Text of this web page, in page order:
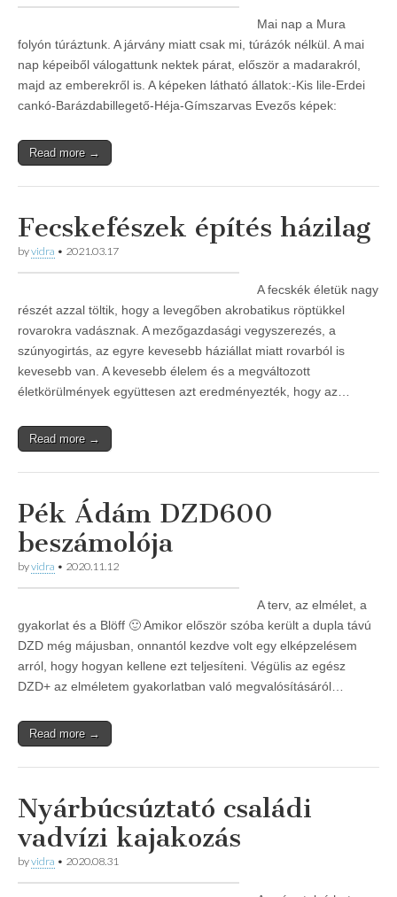
Mai nap a Mura
folyón túráztunk. A járvány miatt csak mi, túrázók nélkül. A mai
nap képeiből válogattunk nektek párat, először a madarakról,
majd az emberekről is. A képeken látható állatok:-Kis lile-Erdei
cankó-Barázdabillegető-Héja-Gímszarvas Evezős képek:
Read more →
Fecskefészek építés házilag
byvidra • 2021.03.17
A fecskék életük nagy
részét azzal töltik, hogy a levegőben akrobatikus röptükkel
rovarokra vadásznak. A mezőgazdasági vegyszerezés, a
szúnyogirtás, az egyre kevesebb háziállat miatt rovarból is
kevesebb van. A kevesebb élelem és a megváltozott
életkörülmények együttesen azt eredményezték, hogy az…
Read more →
Pék Ádám DZD600
beszámolója
byvidra • 2020.11.12
A terv, az elmélet, a
gyakorlat és a Blöff 🙂 Amikor először szóba került a dupla távú
DZD még májusban, onnantól kezdve volt egy elképzelésem
arról, hogy hogyan kellene ezt teljesíteni. Végülis az egész
DZD+ az elméletem gyakorlatban való megvalósításáról…
Read more →
Nyárbúcsúztató családi
vadvízi kajakozás
byvidra • 2020.08.31